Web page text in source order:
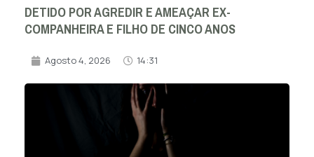
DETIDO POR AGREDIR E AMEAÇAR EX-
COMPANHEIRA E FILHO DE CINCO ANOS
Agosto 4, 2026 14:31